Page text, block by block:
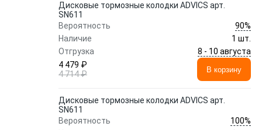
Дисковые тормозные колодки ADVICS арт.
SN611
Вероятность
90%
Наличие
1 шт.
Отгрузка
8 - 10 августа
4 479 ₽
4 714 ₽
В корзину
Дисковые тормозные колодки ADVICS арт.
SN611
Вероятность
100%